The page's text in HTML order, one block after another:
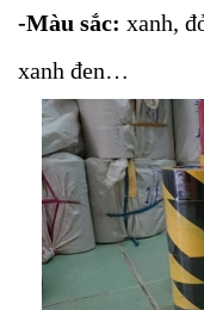
-Màu sắc: xanh,
xanh đen…